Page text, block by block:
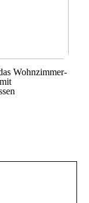
Wohnzimmer-